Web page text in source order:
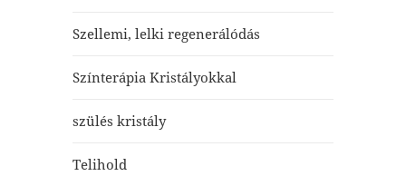
Szellemi, lelki regenerálódás
Színterápia Kristályokkal
szülés kristály
Telihold